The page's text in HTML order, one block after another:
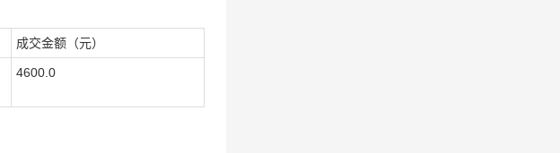
成交金额（元）
4600.0